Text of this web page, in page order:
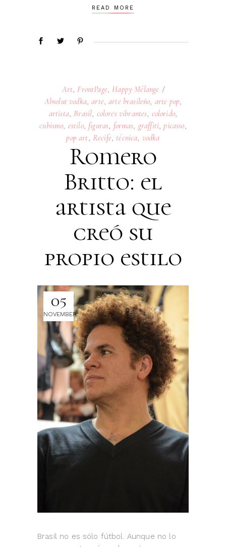
READ MORE
Art, FrontPage, Happy Mélange
Absolut vodka,arte,arte brasileño, arte pop,
artista, Brasil, colores vibrantes, colorido,
cubismo, estilo, figuras, formas, graffiti,picasso,
pop art, Recife, técnica, vodka
Romero
Britto: el
artista que
creó su
propio estilo
05
NOVEMBER
Brasil no es sólo fútbol. Aunque no lo